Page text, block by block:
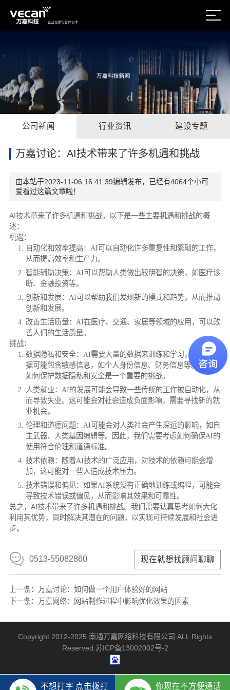
公司新闻 行业资讯 建设专题
万嘉讨论：AI技术带来了许多机遇和挑战
由本站于2023-11-06 16:41:39编辑发布，已经有4064个小可
爱看过这篇文章啦！
AI技术带来了许多机遇和挑战。以下是一些主要机遇和挑战的概
述：
机遇：
自动化和效率提高：AI可以自动化许多重复性和繁琐的工作，
从而提高效率和生产力。
智能辅助决策：AI可以帮助人类做出较明智的决策，如医疗诊
断、金融投资等。
创新和发展：AI可以帮助我们发现新的模式和趋势，从而推动
创新和发展。
改善生活质量：AI在医疗、交通、家居等领域的应用，可以改
善人们的生活质量。
挑战：
数据隐私和安全：AI需要大量的数据来训练和学习，但这些数
据可能包含敏感信息，如个人身份信息、财务信息等。因此，
如何保护数据隐私和安全是一个重要的挑战。
人类就业：AI的发展可能会导致一些传统的工作被自动化，从
而导致失业。这可能会对社会造成负面影响，需要寻找新的就
业机会。
伦理和道德问题：AI可能会对人类社会产生深远的影响，如自
主武器、人类基因编辑等。因此，我们需要考虑如何确保AI的
使用符合伦理和道德标准。
技术依赖：随着AI技术的广泛应用，对技术的依赖可能会增
加，这可能对一些人造成技术压力。
技术错误和偏见：如果AI系统没有正确地训练或编程，可能会
导致技术错误或偏见，从而影响其效果和可靠性。
总之，AI技术带来了许多机遇和挑战。我们需要认真思考如何大化
利用其优势，同时解决其潜在的问题，以实现可持续发展和社会进
步。
0513-55082860 现在就想找顾问聊聊
上一条：
万嘉讨论：如何做一个用户体验好的网站
下一条：
万嘉网络：网站制作过程中影响优化效果的因素
Copyright 2012-2025 南通万嘉网络科技有限公司 ALL Rights
Reserved. 苏ICP备13002002号-2
不想打字 点击拨打 你现在不方便通话